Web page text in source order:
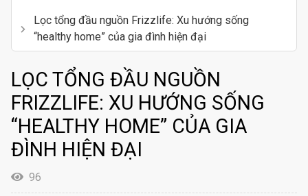
Lọc tổng đầu nguồn Frizzlife: Xu hướng sống
“healthy home” của gia đình hiện đại
LỌC TỔNG ĐẦU NGUỒN
FRIZZLIFE: XU HƯỚNG SỐNG
“HEALTHY HOME” CỦA GIA
ĐÌNH HIỆN ĐẠI
96